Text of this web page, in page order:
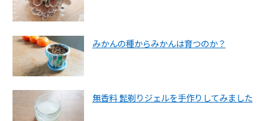
みかんの種からみかんは育つのか？
無香料 髭剃りジェルを手作りしてみました